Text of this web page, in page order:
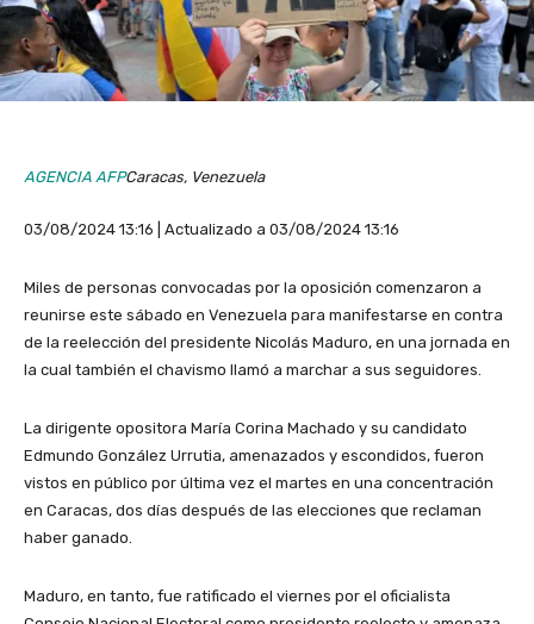
AGENCIA AFPCaracas, Venezuela
03/08/2024 13:16 | Actualizado a 03/08/2024 13:16
Miles de personas convocadas por la oposición comenzaron a
reunirse este sábado en Venezuela para manifestarse en contra
de la reelección del presidente Nicolás Maduro, en una jornada en
la cual también el chavismo llamó a marchar a sus seguidores.
La dirigente opositora María Corina Machado y su candidato
Edmundo González Urrutia, amenazados y escondidos, fueron
vistos en público por última vez el martes en una concentración
en Caracas, dos días después de las elecciones que reclaman
haber ganado.
Maduro, en tanto, fue ratificado el viernes por el oficialista